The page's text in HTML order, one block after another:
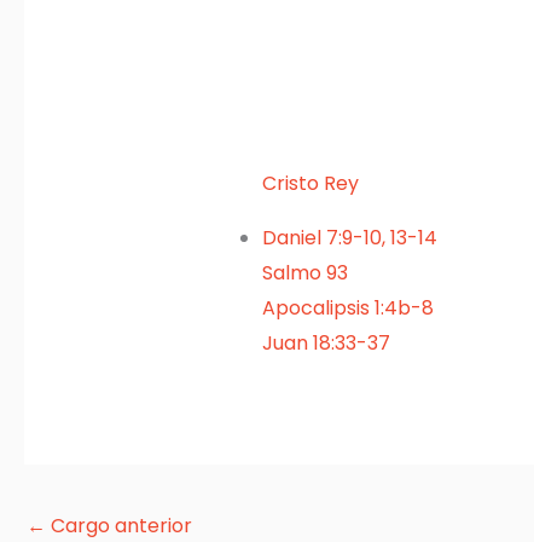
Cristo Rey
Daniel 7:9-10, 13-14
Salmo 93
Apocalipsis 1:4b-8
Juan 18:33-37
← Cargo anterior